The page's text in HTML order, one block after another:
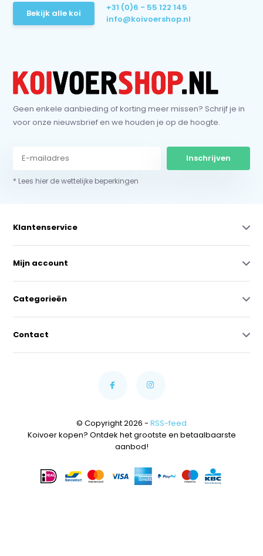
Bekijk alle koi
+31 (0)6 - 55 122 145
info@koivoershop.nl
Geen enkele aanbieding of korting meer missen? Schrijf je in
voor onze nieuwsbrief en we houden je op de hoogte.
Inschrijven
* Lees hier de wettelijke beperkingen
Klantenservice
Mijn account
Categorieën
Contact
© Copyright 2026 - RSS-feed
Koivoer kopen? Ontdek het grootste en betaalbaarste
aanbod!